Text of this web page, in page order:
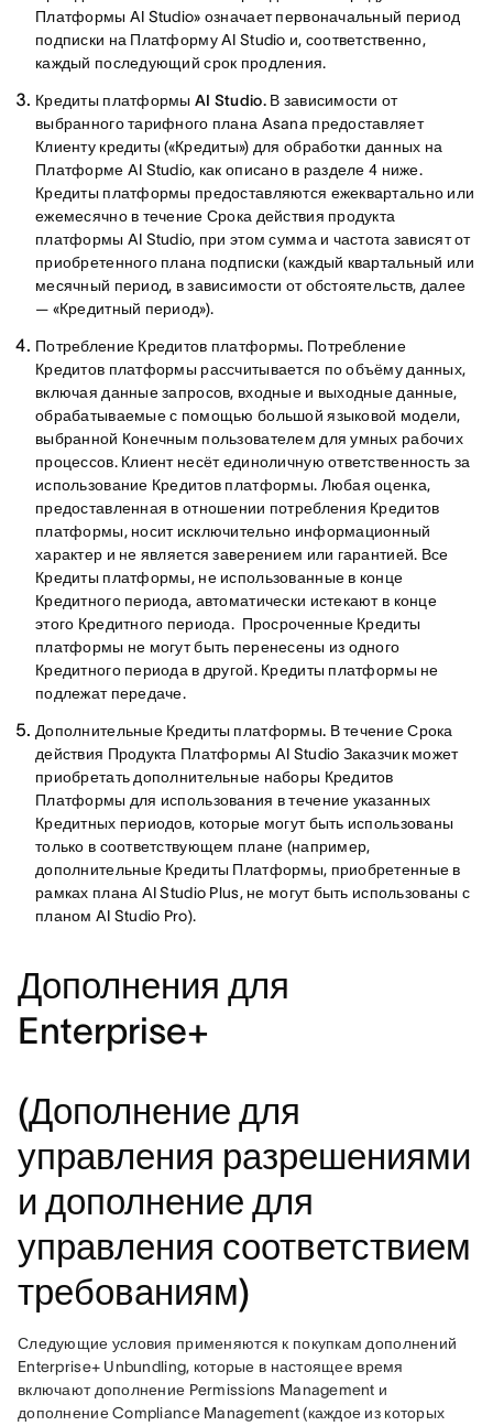
Платформы AI Studio» означает первоначальный период
подписки на Платформу AI Studio и, соответственно,
каждый последующий срок продления.
Кредиты платформы AI Studio. В зависимости от
выбранного тарифного плана Asana предоставляет
Клиенту кредиты («Кредиты») для обработки данных на
Платформе AI Studio, как описано в разделе 4 ниже.
Кредиты платформы предоставляются ежеквартально или
ежемесячно в течение Срока действия продукта
платформы AI Studio, при этом сумма и частота зависят от
приобретенного плана подписки (каждый квартальный или
месячный период, в зависимости от обстоятельств, далее
— «Кредитный период»).
Потребление Кредитов платформы. Потребление
Кредитов платформы рассчитывается по объёму данных,
включая данные запросов, входные и выходные данные,
обрабатываемые с помощью большой языковой модели,
выбранной Конечным пользователем для умных рабочих
процессов. Клиент несёт единоличную ответственность за
использование Кредитов платформы. Любая оценка,
предоставленная в отношении потребления Кредитов
платформы, носит исключительно информационный
характер и не является заверением или гарантией. Все
Кредиты платформы, не использованные в конце
Кредитного периода, автоматически истекают в конце
этого Кредитного периода. Просроченные Кредиты
платформы не могут быть перенесены из одного
Кредитного периода в другой. Кредиты платформы не
подлежат передаче.
Дополнительные Кредиты платформы. В течение Срока
действия Продукта Платформы AI Studio Заказчик может
приобретать дополнительные наборы Кредитов
Платформы для использования в течение указанных
Кредитных периодов, которые могут быть использованы
только в соответствующем плане (например,
дополнительные Кредиты Платформы, приобретенные в
рамках плана AI Studio Plus, не могут быть использованы с
планом AI Studio Pro).
Дополнения для
Enterprise+
(Дополнение для
управления разрешениями
и дополнение для
управления соответствием
требованиям)
Следующие условия применяются к покупкам дополнений
Enterprise+ Unbundling, которые в настоящее время
включают дополнение Permissions Management и
дополнение Compliance Management (каждое из которых